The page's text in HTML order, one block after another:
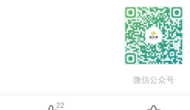
微信公众号
22